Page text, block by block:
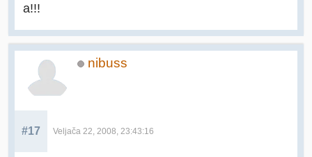
a!!!
nibuss
#17 Veljača 22, 2008, 23:43:16